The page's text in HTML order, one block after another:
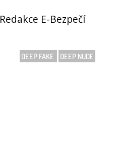
Redakce E-Bezpečí
DEEP FAKE DEEP NUDE